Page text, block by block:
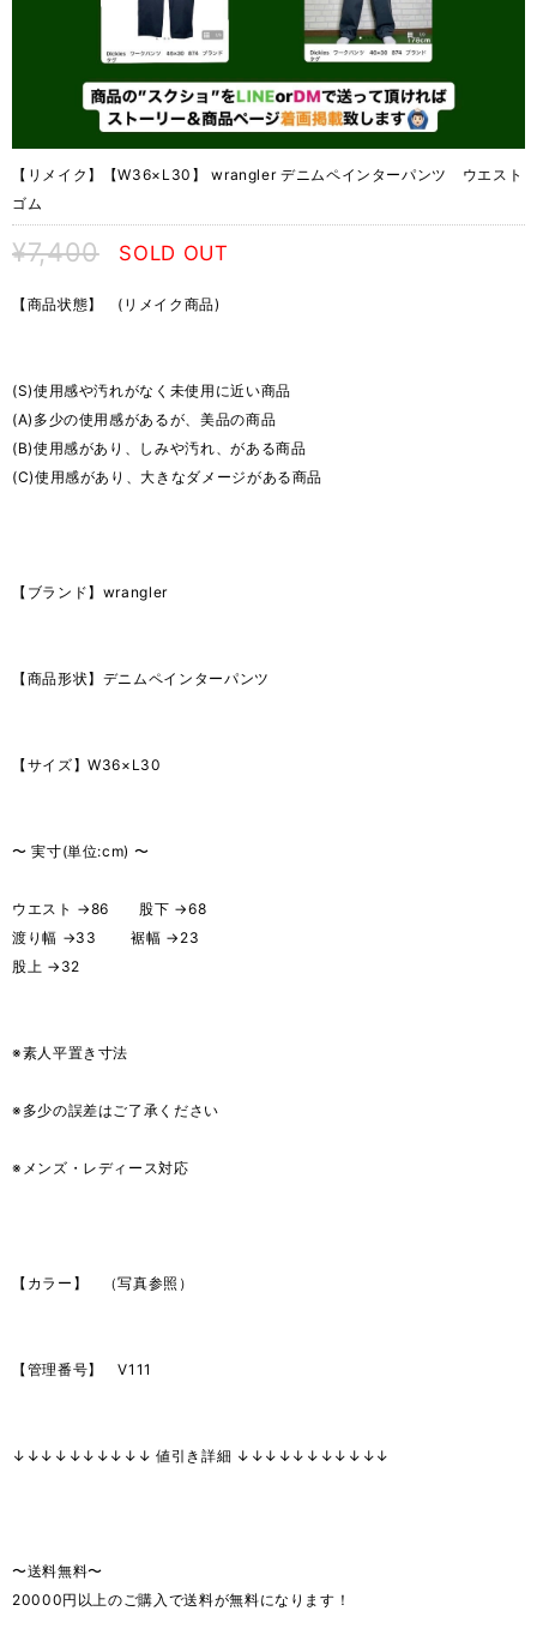
【リメイク】【W36×L30】 wrangler デニムペインターパンツ ウエスト
ゴム
¥7,400 SOLD OUT
【商品状態】 (リメイク商品)
(S)使用感や汚れがなく未使用に近い商品
(A)多少の使用感があるが、美品の商品
(B)使用感があり、しみや汚れ、がある商品
(C)使用感があり、大きなダメージがある商品
【ブランド】wrangler
【商品形状】デニムペインターパンツ
【サイズ】W36×L30
〜 実寸(単位:cm) 〜
ウエスト →86 股下 →68
渡り幅 →33 裾幅 →23
股上 →32
※素人平置き寸法
※多少の誤差はご了承ください
※メンズ・レディース対応
【カラー】 （写真参照）
【管理番号】 V111
↓↓↓↓↓↓↓↓↓↓ 値引き詳細 ↓↓↓↓↓↓↓↓↓↓↓
〜送料無料〜
20000円以上のご購入で送料が無料になります！